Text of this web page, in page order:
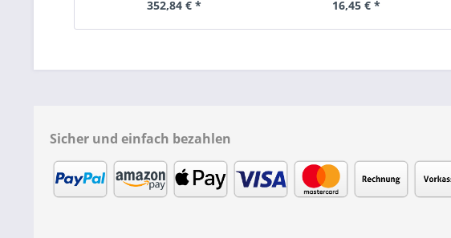
352,84 € *
16,45 € *
Sicher und einfach bezahlen